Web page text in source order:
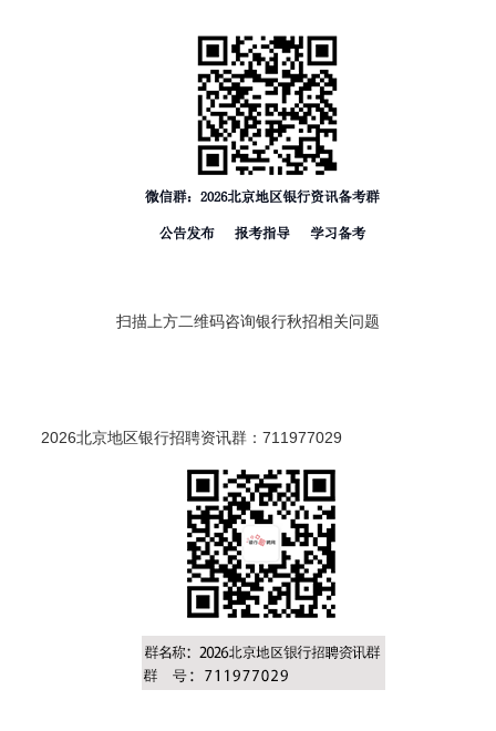
扫描上方二维码咨询银行秋招相关问题
2026北京地区银行招聘资讯群：711977029